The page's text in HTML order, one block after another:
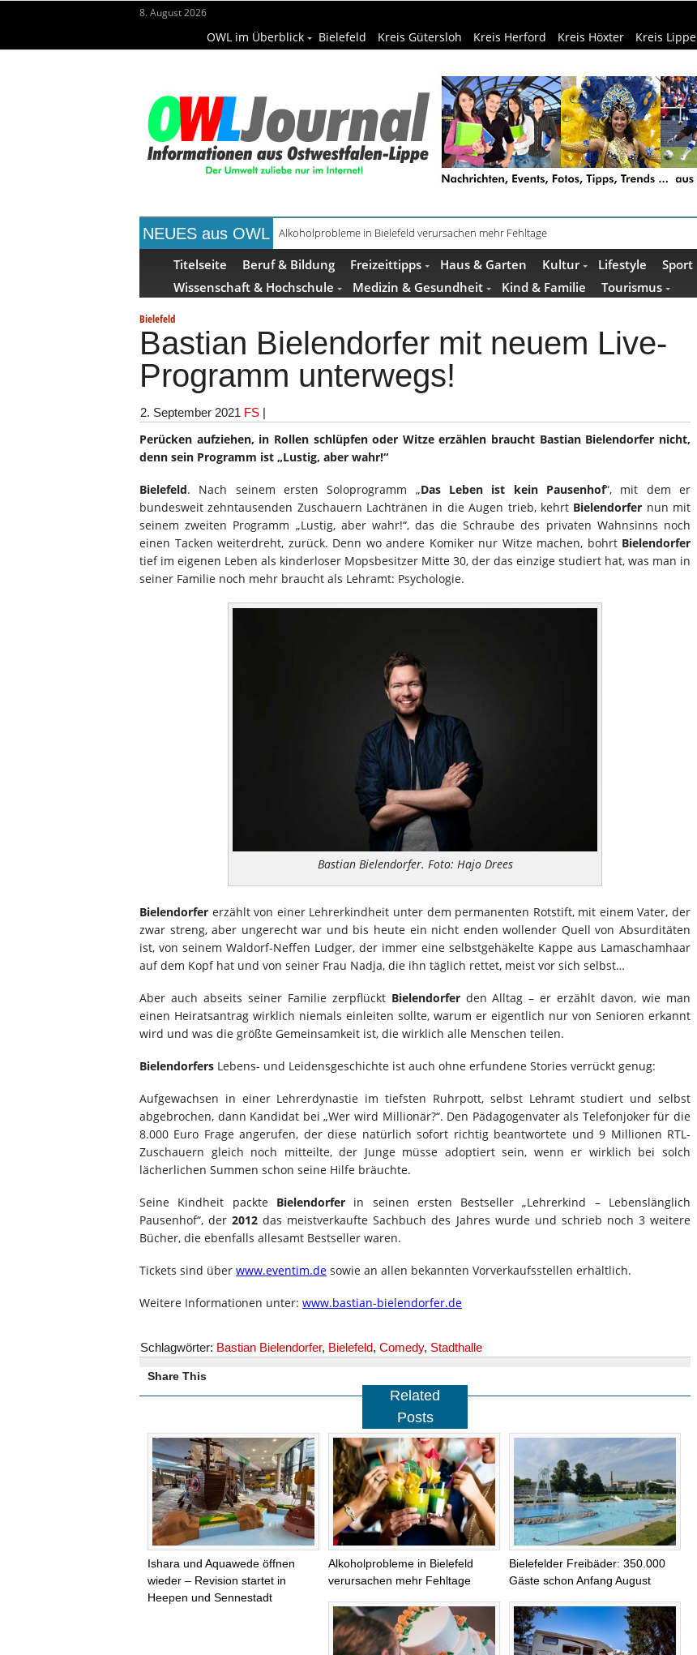
8. August 2026
OWL im Überblick Bielefeld Kreis Gütersloh Kreis Herford Kreis Höxter Kreis Lippe
NEUES aus OWL Alkoholprobleme in Bielefeld verursachen mehr Fehltage
Handgemachte Geschenkideen im Pop-up-Store in Büren
Titelseite Beruf & Bildung Freizeittipps Haus & Garten Kultur Lifestyle Sport
Wissenschaft & Hochschule
Medizin & Gesundheit Kind & Familie Tourismus
Bielefeld
Bastian Bielendorfer mit neuem Live-
Programm unterwegs!
2. September 2021 FS |
Perücken aufziehen, in Rollen schlüpfen oder Witze erzählen braucht Bastian Bielendorfer nicht,
denn sein Programm ist „Lustig, aber wahr!“
Bielefeld. Nach seinem ersten Soloprogramm „Das Leben ist kein Pausenhof“, mit dem er
bundesweit zehntausenden Zuschauern Lachtränen in die Augen trieb, kehrt Bielendorfer nun mit
seinem zweiten Programm „Lustig, aber wahr!“, das die Schraube des privaten Wahnsinns noch
einen Tacken weiterdreht, zurück. Denn wo andere Komiker nur Witze machen, bohrt Bielendorfer
tief im eigenen Leben als kinderloser Mopsbesitzer Mitte 30, der das einzige studiert hat, was man in
seiner Familie noch mehr braucht als Lehramt: Psychologie.
Bastian Bielendorfer. Foto: Hajo Drees
Bielendorfer erzählt von einer Lehrerkindheit unter dem permanenten Rotstift, mit einem Vater, der
zwar streng, aber ungerecht war und bis heute ein nicht enden wollender Quell von Absurditäten
ist, von seinem Waldorf-Neffen Ludger, der immer eine selbstgehäkelte Kappe aus Lamaschamhaar
auf dem Kopf hat und von seiner Frau Nadja, die ihn täglich rettet, meist vor sich selbst…
Aber auch abseits seiner Familie zerpflückt Bielendorferden Alltag – er erzählt davon, wie man
einen Heiratsantrag wirklich niemals einleiten sollte, warum er eigentlich nur von Senioren erkannt
wird und was die größte Gemeinsamkeit ist, die wirklich alle Menschen teilen.
Bielendorfers Lebens- und Leidensgeschichte ist auch ohne erfundene Stories verrückt genug:
Aufgewachsen in einer Lehrerdynastie im tiefsten Ruhrpott, selbst Lehramt studiert und selbst
abgebrochen, dann Kandidat bei „Wer wird Millionär?“. Den Pädagogenvater als Telefonjoker für die
8.000 Euro Frage angerufen, der diese natürlich sofort richtig beantwortete und 9 Millionen RTL-
Zuschauern gleich noch mitteilte, der Junge müsse adoptiert sein, wenn er wirklich bei solch
lächerlichen Summen schon seine Hilfe bräuchte.
Seine Kindheit packte Bielendorferin seinen ersten Bestseller „Lehrerkind – Lebenslänglich
Pausenhof“, der2012 das meistverkaufte Sachbuch des Jahres wurde und schrieb noch 3 weitere
Bücher, die ebenfalls allesamt Bestseller waren.
Tickets sind über www.eventim.de sowie an allen bekannten Vorverkaufsstellen erhältlich.
Weitere Informationen unter: www.bastian-bielendorfer.de
Schlagwörter: Bastian Bielendorfer, Bielefeld, Comedy, Stadthalle
Share This
Related
Posts
Ishara und Aquawede öffnen
wieder – Revision startet in
Heepen und Sennestadt
Alkoholprobleme in Bielefeld
verursachen mehr Fehltage
Bielefelder Freibäder: 350.000
Gäste schon Anfang August